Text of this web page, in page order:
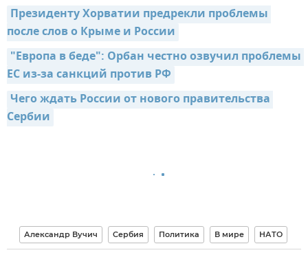
Президенту Хорватии предрекли проблемы
после слов о Крыме и России
"Европа в беде": Орбан честно озвучил проблемы
ЕС из-за санкций против РФ
Чего ждать России от нового правительства
Сербии
Александр Вучич Сербия Политика В мире НАТО